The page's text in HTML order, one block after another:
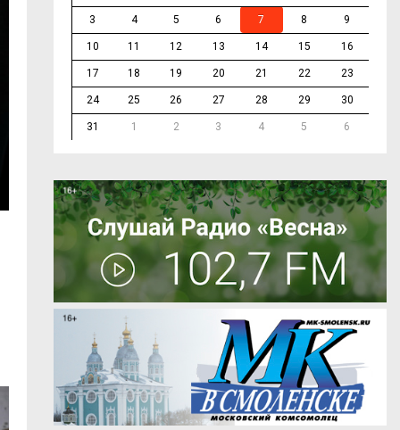
3 4 5 6 7 8 9
10 11 12 13 14 15 16
17 18 19 20 21 22 23
24 25 26 27 28 29 30
31 1 2 3 4 5 6